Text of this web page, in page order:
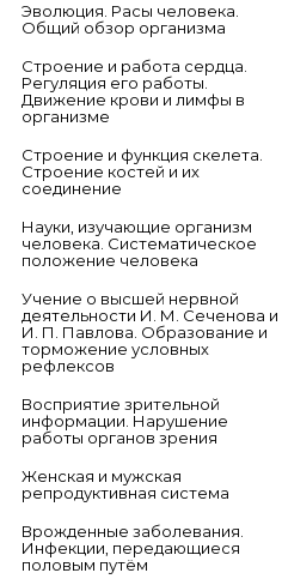
Эволюция. Расы человека.
Общий обзор организма
Строение и работа сердца.
Регуляция его работы.
Движение крови и лимфы в
организме
Строение и функция скелета.
Строение костей и их
соединение
Науки, изучающие организм
человека. Систематическое
положение человека
Учение о высшей нервной
деятельности И. М. Сеченова и
И. П. Павлова. Образование и
торможение условных
рефлексов
Восприятие зрительной
информации. Нарушение
работы органов зрения
Женская и мужская
репродуктивная система
Врожденные заболевания.
Инфекции, передающиеся
половым путём